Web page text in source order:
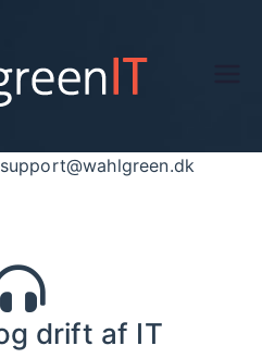
hlg
support@wahlgreen.dk
drift af IT